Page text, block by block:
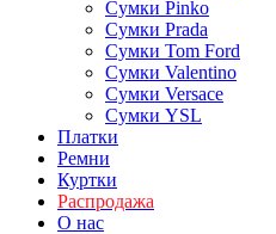
Сумки Pinko
Сумки Prada
Сумки Tom Ford
Cумки Valentino
Сумки Versace
Сумки YSL
Платки
Ремни
Куртки
Распродажа
О нас